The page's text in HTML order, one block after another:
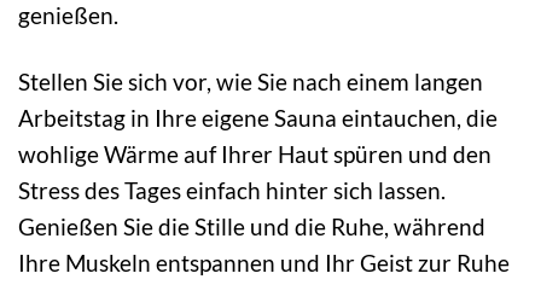
genießen.
Stellen Sie sich vor, wie Sie nach einem langen
Arbeitstag in Ihre eigene Sauna eintauchen, die
wohlige Wärme auf Ihrer Haut spüren und den
Stress des Tages einfach hinter sich lassen.
Genießen Sie die Stille und die Ruhe, während
Ihre Muskeln entspannen und Ihr Geist zur Ruhe